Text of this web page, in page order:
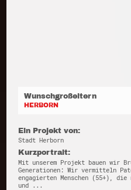
Wunschgroßeltern
HERBORN
Ein Projekt von:
Stadt Herborn
Kurzportrait:
Mit unserem Projekt bauen wir
Generationen: Wir vermitteln
engagierten Menschen (55+), die
und ...